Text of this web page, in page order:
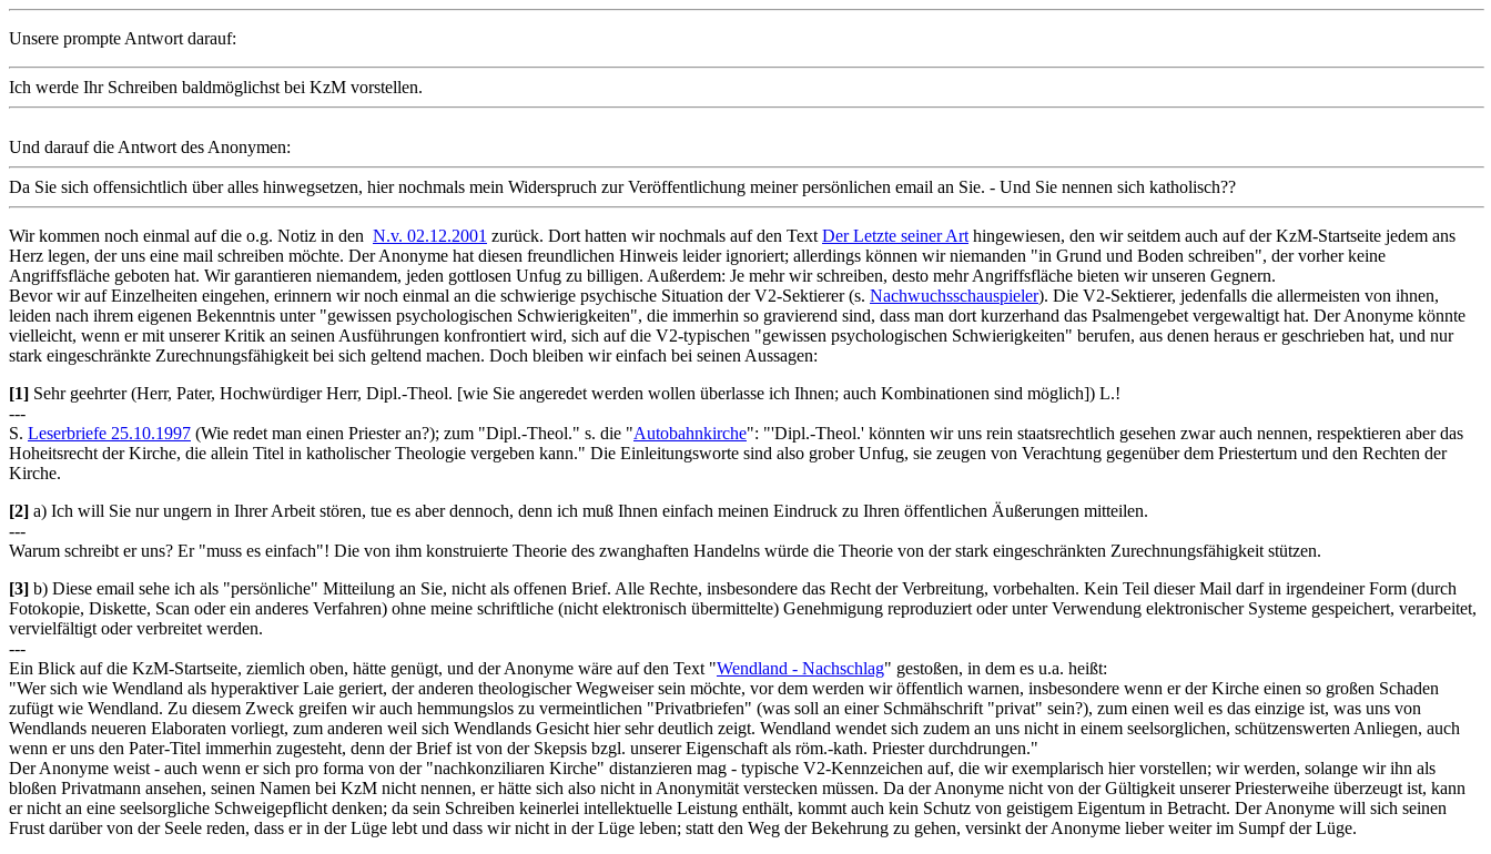
Unsere prompte Antwort darauf:
Ich werde Ihr Schreiben baldmöglichst bei KzM vorstellen.
Und darauf die Antwort des Anonymen:
Da Sie sich offensichtlich über alles hinwegsetzen, hier nochmals mein Widerspruch zur Veröffentlichung meiner persönlichen email an Sie. - Und Sie nennen sich katholisch??
Wir kommen noch einmal auf die o.g. Notiz in den N.v. 02.12.2001 zurück. Dort hatten wir nochmals auf den Text Der Letzte seiner Art hingewiesen, den wir seitdem auch auf der KzM-Startseite jedem ans
Herz legen, der uns eine mail schreiben möchte. Der Anonyme hat diesen freundlichen Hinweis leider ignoriert; allerdings können wir niemanden "in Grund und Boden schreiben", der vorher keine
Angriffsfläche geboten hat. Wir garantieren niemandem, jeden gottlosen Unfug zu billigen. Außerdem: Je mehr wir schreiben, desto mehr Angriffsfläche bieten wir unseren Gegnern.
Bevor wir auf Einzelheiten eingehen, erinnern wir noch einmal an die schwierige psychische Situation der V2-Sektierer (s. Nachwuchsschauspieler). Die V2-Sektierer, jedenfalls die allermeisten von ihnen,
leiden nach ihrem eigenen Bekenntnis unter "gewissen psychologischen Schwierigkeiten", die immerhin so gravierend sind, dass man dort kurzerhand das Psalmengebet vergewaltigt hat. Der Anonyme könnte
vielleicht, wenn er mit unserer Kritik an seinen Ausführungen konfrontiert wird, sich auf die V2-typischen "gewissen psychologischen Schwierigkeiten" berufen, aus denen heraus er geschrieben hat, und nur
stark eingeschränkte Zurechnungsfähigkeit bei sich geltend machen. Doch bleiben wir einfach bei seinen Aussagen:
[1] Sehr geehrter (Herr, Pater, Hochwürdiger Herr, Dipl.-Theol. [wie Sie angeredet werden wollen überlasse ich Ihnen; auch Kombinationen sind möglich]) L.!
---
S. Leserbriefe 25.10.1997 (Wie redet man einen Priester an?); zum "Dipl.-Theol." s. die "Autobahnkirche": "'Dipl.-Theol.' könnten wir uns rein staatsrechtlich gesehen zwar auch nennen, respektieren aber das
Hoheitsrecht der Kirche, die allein Titel in katholischer Theologie vergeben kann." Die Einleitungsworte sind also grober Unfug, sie zeugen von Verachtung gegenüber dem Priestertum und den Rechten der
Kirche.
[2] a) Ich will Sie nur ungern in Ihrer Arbeit stören, tue es aber dennoch, denn ich muß Ihnen einfach meinen Eindruck zu Ihren öffentlichen Äußerungen mitteilen.
---
Warum schreibt er uns? Er "muss es einfach"! Die von ihm konstruierte Theorie des zwanghaften Handelns würde die Theorie von der stark eingeschränkten Zurechnungsfähigkeit stützen.
[3] b) Diese email sehe ich als "persönliche" Mitteilung an Sie, nicht als offenen Brief. Alle Rechte, insbesondere das Recht der Verbreitung, vorbehalten. Kein Teil dieser Mail darf in irgendeiner Form (durch
Fotokopie, Diskette, Scan oder ein anderes Verfahren) ohne meine schriftliche (nicht elektronisch übermittelte) Genehmigung reproduziert oder unter Verwendung elektronischer Systeme gespeichert, verarbeitet,
vervielfältigt oder verbreitet werden.
---
Ein Blick auf die KzM-Startseite, ziemlich oben, hätte genügt, und der Anonyme wäre auf den Text "Wendland - Nachschlag" gestoßen, in dem es u.a. heißt:
"Wer sich wie Wendland als hyperaktiver Laie geriert, der anderen theologischer Wegweiser sein möchte, vor dem werden wir öffentlich warnen, insbesondere wenn er der Kirche einen so großen Schaden
zufügt wie Wendland. Zu diesem Zweck greifen wir auch hemmungslos zu vermeintlichen "Privatbriefen" (was soll an einer Schmähschrift "privat" sein?), zum einen weil es das einzige ist, was uns von
Wendlands neueren Elaboraten vorliegt, zum anderen weil sich Wendlands Gesicht hier sehr deutlich zeigt. Wendland wendet sich zudem an uns nicht in einem seelsorglichen, schützenswerten Anliegen, auch
wenn er uns den Pater-Titel immerhin zugesteht, denn der Brief ist von der Skepsis bzgl. unserer Eigenschaft als röm.-kath. Priester durchdrungen."
Der Anonyme weist - auch wenn er sich pro forma von der "nachkonziliaren Kirche" distanzieren mag - typische V2-Kennzeichen auf, die wir exemplarisch hier vorstellen; wir werden, solange wir ihn als
bloßen Privatmann ansehen, seinen Namen bei KzM nicht nennen, er hätte sich also nicht in Anonymität verstecken müssen. Da der Anonyme nicht von der Gültigkeit unserer Priesterweihe überzeugt ist, kann
er nicht an eine seelsorgliche Schweigepflicht denken; da sein Schreiben keinerlei intellektuelle Leistung enthält, kommt auch kein Schutz von geistigem Eigentum in Betracht. Der Anonyme will sich seinen
Frust darüber von der Seele reden, dass er in der Lüge lebt und dass wir nicht in der Lüge leben; statt den Weg der Bekehrung zu gehen, versinkt der Anonyme lieber weiter im Sumpf der Lüge.